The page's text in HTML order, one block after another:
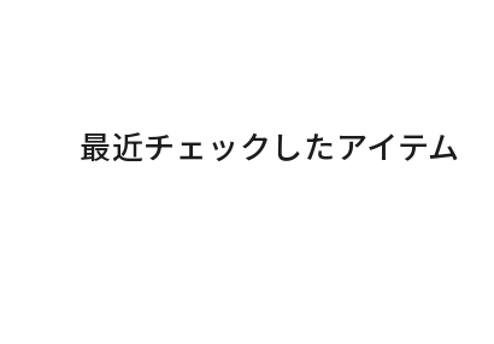
最近チェックしたアイテム